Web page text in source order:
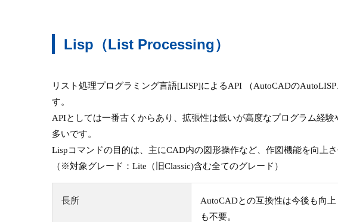
Lisp（List Processing）
リスト処理プログラミング言語[LISP]によるAPI （AutoCADの
す。
APIとしては一番古くからあり、拡張性は低いが高度なプログラム経
多いです。
Lispコマンドの目的は、主にCAD内の図形操作など、作図機能を向上さ
（※対象グレード：Lite（旧Classic)含む全てのグレード）
長所
AutoCADとの互換性は今後も向
も不要。